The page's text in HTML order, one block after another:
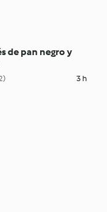
de pan negro y
3 h